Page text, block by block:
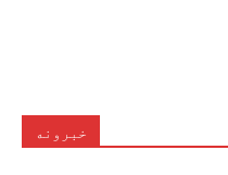
خبرونه